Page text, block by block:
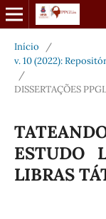
Início /
v. 10 (2022):
/
DISSERTAÇÕES
ESTUDO
LIBRAS